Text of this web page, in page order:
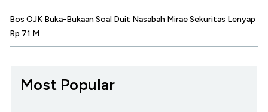
Bos OJK Buka-Bukaan Soal Duit Nasabah Mirae Sekuritas Lenyap
Rp 71 M
Most Popular